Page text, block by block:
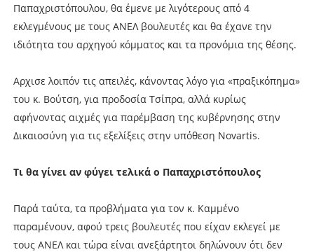
Παπαχριστόπουλου, θα έμενε με λιγότερους από 4
εκλεγμένους με τους ΑΝΕΛ βουλευτές και θα έχανε την
ιδιότητα του αρχηγού κόμματος και τα προνόμια της θέσης.
Αρχισε λοιπόν τις απειλές, κάνοντας λόγο για «πραξικόπημα»
του κ. Βούτση, για προδοσία Τσίπρα, αλλά κυρίως
αφήνοντας αιχμές για παρέμβαση της κυβέρνησης στην
Δικαιοσύνη για τις εξελίξεις στην υπόθεση Novartis.
Τι θα γίνει αν φύγει τελικά ο Παπαχριστόπουλος
Παρά ταύτα, τα προβλήματα για τον κ. Καμμένο
παραμένουν, αφού τρεις βουλευτές που είχαν εκλεγεί με
τους ΑΝΕΛ και τώρα είναι ανεξάρτητοι δηλώνουν ότι δεν